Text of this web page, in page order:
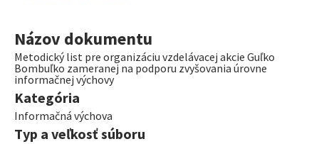
Názov dokumentu
Metodický list pre organizáciu vzdelávacej akcie Guľko
Bombuľko zameranej na podporu zvyšovania úrovne
informačnej výchovy
Kategória
Informačná výchova
Typ a veľkosť súboru